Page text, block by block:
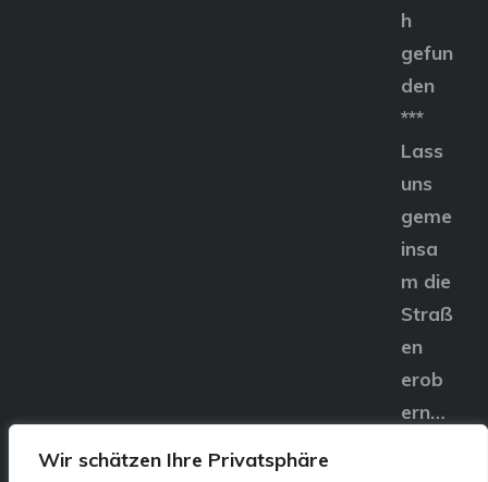
Wir schätzen Ihre Privatsphäre
h
gefun
den
***
Lass
uns
geme
insa
m die
Straß
en
erob
ern…